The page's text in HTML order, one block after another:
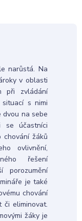
narůstá. Na
v oblasti
při zvládání
s nimi
dvou na sebe
se účastníci
chování žáků
ovlivnění,
řešení
porozumění
je také
chování
či eliminovat.
žáky je